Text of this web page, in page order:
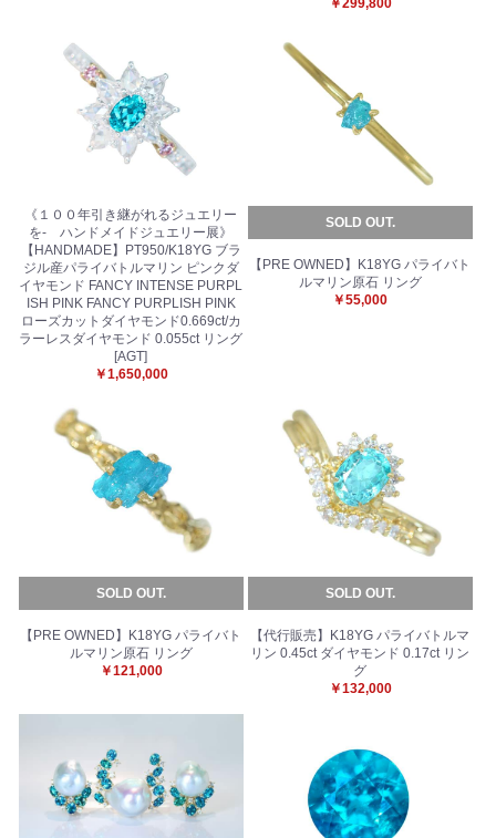
￥299,800
《１００年引き継がれるジュエリー
を- ハンドメイドジュエリー展》
【HANDMADE】PT950/K18YG ブラ
ジル産パライバトルマリン ピンクダ
イヤモンド FANCY INTENSE PURPL
ISH PINK FANCY PURPLISH PINK
ローズカットダイヤモンド0.669ct/カ
ラーレスダイヤモンド 0.055ct リング
[AGT]
￥1,650,000
SOLD OUT.
【PRE OWNED】K18YG パライバト
ルマリン原石 リング
￥55,000
SOLD OUT.
【PRE OWNED】K18YG パライバト
ルマリン原石 リング
￥121,000
SOLD OUT.
【代行販売】K18YG パライバトルマ
リン 0.45ct ダイヤモンド 0.17ct リン
グ
￥132,000